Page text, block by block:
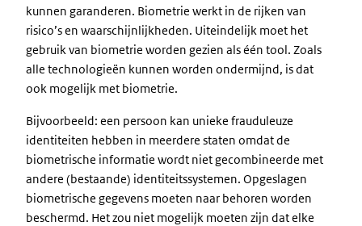
kunnen garanderen. Biometrie werkt in de rijken van
risico’s en waarschijnlijkheden. Uiteindelijk moet het
gebruik van biometrie worden gezien als één tool. Zoals
alle technologieën kunnen worden ondermijnd, is dat
ook mogelijk met biometrie.
Bijvoorbeeld: een persoon kan unieke frauduleuze
identiteiten hebben in meerdere staten omdat de
biometrische informatie wordt niet gecombineerde met
andere (bestaande) identiteitssystemen. Opgeslagen
biometrische gegevens moeten naar behoren worden
beschermd. Het zou niet mogelijk moeten zijn dat elke